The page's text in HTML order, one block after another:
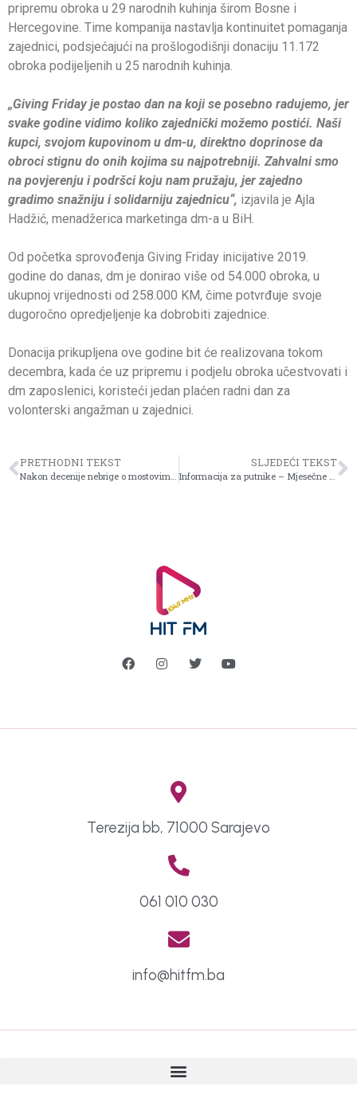
pripremu obroka u 29 narodnih kuhinja širom Bosne i
Hercegovine. Time kompanija nastavlja kontinuitet pomaganja
zajednici, podsjećajući na prošlogodišnji donaciju 11.172
obroka podijeljenih u 25 narodnih kuhinja.
„Giving Friday je postao dan na koji se posebno radujemo, jer
svake godine vidimo koliko zajednički možemo postići. Naši
kupci, svojom kupovinom u dm-u, direktno doprinose da
obroci stignu do onih kojima su najpotrebniji. Zahvalni smo
na povjerenju i podršci koju nam pružaju, jer zajedno
gradimo snažniju i solidarniju zajednicu“, izjavila je Ajla
Hadžić, menadžerica marketinga dm-a u BiH.
Od početka sprovođenja Giving Friday inicijative 2019.
godine do danas, dm je donirao više od 54.000 obroka, u
ukupnoj vrijednosti od 258.000 KM, čime potvrđuje svoje
dugoročno opredjeljenje ka dobrobiti zajednice.
Donacija prikupljena ove godine bit će realizovana tokom
decembra, kada će uz pripremu i podjelu obroka učestvovati i
dm zaposlenici, koristeći jedan plaćen radni dan za
volonterski angažman u zajednici.
PRETHODNI TEKST
Nakon decenije nebrige o mostovima, pokrenute konkretne aktivnosti
SLJEDEĆI TEKST
Informacija za putnike – Mjesečne karte za decembar 2025.
Terezija bb, 71000 Sarajevo
061 010 030
info@hitfm.ba